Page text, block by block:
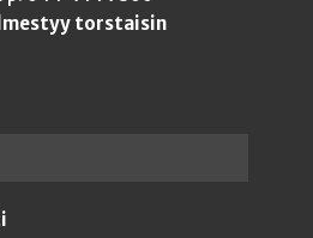
torstaisin